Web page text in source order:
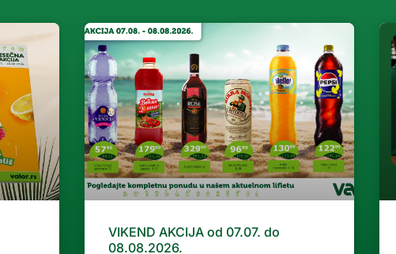
VIKEND AKCIJA od 07.07. do
08.08.2026.